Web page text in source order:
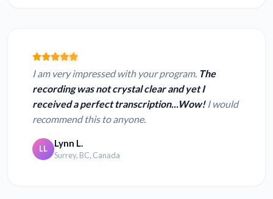
I am very impressed with your program. The
recording was not crystal clear and yet I
received a perfect transcription...Wow!I would
recommend this to anyone.
LL Lynn L.
Surrey, BC, Canada